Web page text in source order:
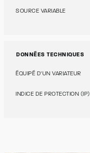
SOURCE VARIABLE
DONNÉES TECHNIQUES
ÉQUIPÉ D'UN VARIATEUR
INDICE DE PROTECTION (IP)